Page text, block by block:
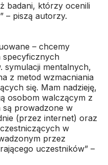
badani, którzy ocenili
– piszą autorzy.
– chcemy
specyficznych
symulacji mentalnych,
z metod wzmacniania
się. Mam nadzieję,
osobom walczącym z
są prowadzone w
(przez internet) oraz
w
przez
uczestników” –